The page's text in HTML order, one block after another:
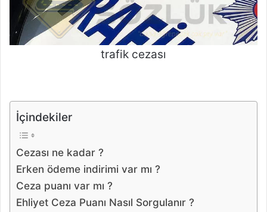
trafik cezası
İçindekiler
Cezası ne kadar ?
Erken ödeme indirimi var mı ?
Ceza puanı var mı ?
Ehliyet Ceza Puanı Nasıl Sorgulanır ?